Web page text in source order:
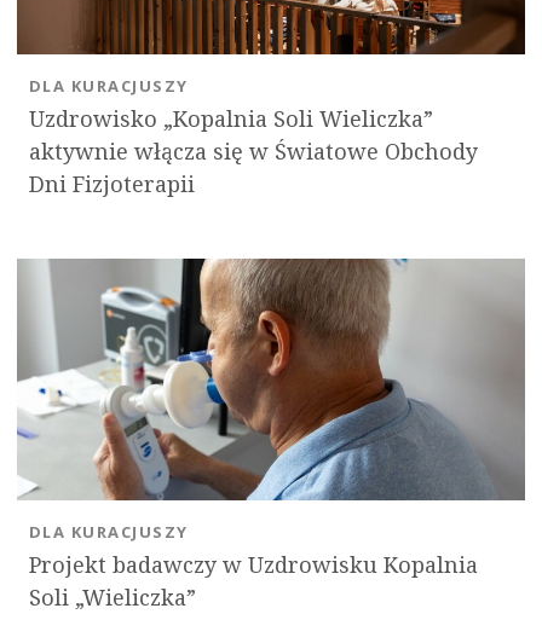
Uzdrowisko „Kopalnia Soli Wieliczka”
aktywnie włącza się w Światowe Obchody
Dni Fizjoterapii
DLA KURACJUSZY
Projekt badawczy w Uzdrowisku Kopalnia
Soli „Wieliczka”
DLA KURACJUSZY